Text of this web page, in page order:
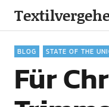
BLOG STATE OF THE
Für